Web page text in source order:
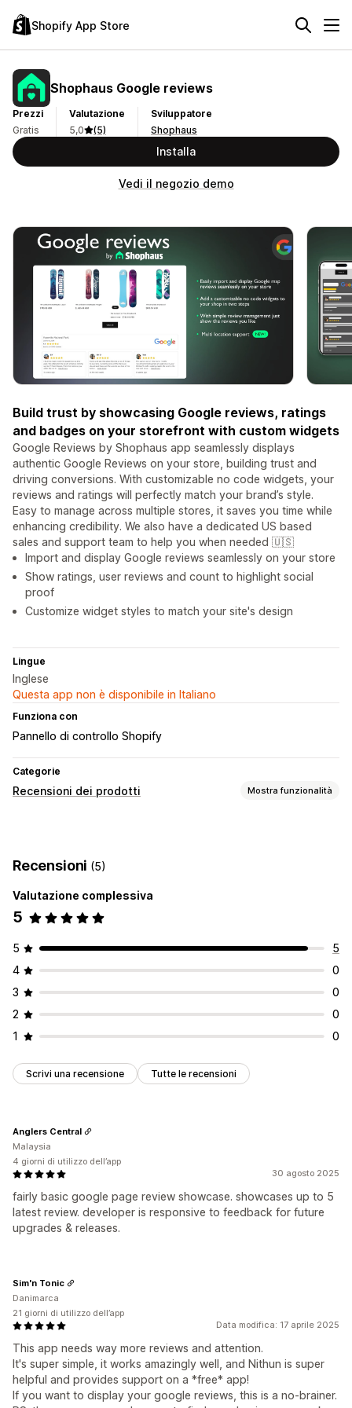
Shopify App Store
Shophaus Google reviews
Prezzi
Gratis
Valutazione
5,0
(5)
Sviluppatore
Shophaus
Installa
Vedi il negozio demo
Build trust by showcasing Google reviews, ratings
and badges on your storefront with custom widgets
Google Reviews by Shophaus app seamlessly displays
authentic Google Reviews on your store, building trust and
driving conversions. With customizable no code widgets, your
reviews and ratings will perfectly match your brand’s style.
Easy to manage across multiple stores, it saves you time while
enhancing credibility. We also have a dedicated US based
sales and support team to help you when needed 🇺🇸
Import and display Google reviews seamlessly on your store
Show ratings, user reviews and count to highlight social
proof
Customize widget styles to match your site's design
Lingue
Inglese
Questa app non è disponibile in Italiano
Funziona con
Pannello di controllo Shopify
Categorie
Recensioni dei prodotti Mostra funzionalità
Migliori recensioni
Modalità di raccolta recensioni
Moduli
Recensioni (5)
Valutazione complessiva
5
5
5
4
0
3
0
2
0
1
0
Scrivi una recensione Tutte le recensioni
30 agosto 2025
fairly basic google page review showcase. showcases up to 5
latest review. developer is responsive to feedback for future
upgrades & releases.
Anglers Central
Malaysia
4 giorni di utilizzo dell’app
Data modifica: 17 aprile 2025
This app needs way more reviews and attention.
It's super simple, it works amazingly well, and Nithun is super
helpful and provides support on a *free* app!
If you want to display your google reviews, this is a no-brainer.
Sim'n Tonic
Danimarca
21 giorni di utilizzo dell’app